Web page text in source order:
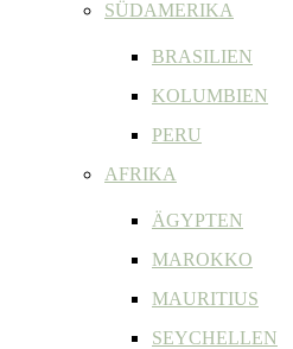
SÜDAMERIKA
BRASILIEN
KOLUMBIEN
PERU
AFRIKA
ÄGYPTEN
MAROKKO
MAURITIUS
SEYCHELLEN